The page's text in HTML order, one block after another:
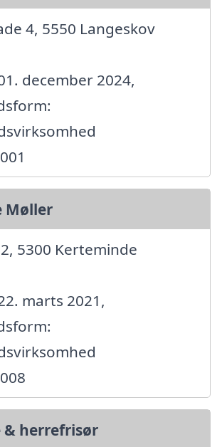
4, 5550 Langeskov
december 2024,
Møller
5300 Kerteminde
marts 2021,
& herrefrisør